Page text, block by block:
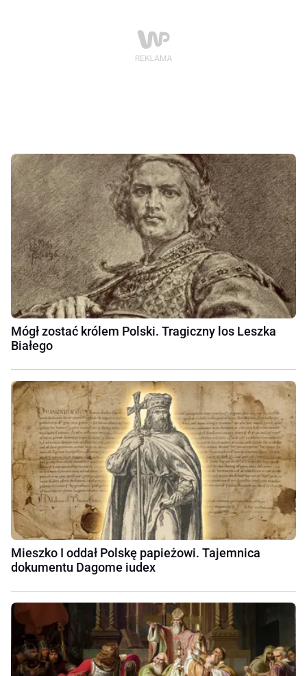
Mógł zostać królem Polski. Tragiczny los Leszka
Białego
Mieszko I oddał Polskę papieżowi. Tajemnica
dokumentu Dagome iudex